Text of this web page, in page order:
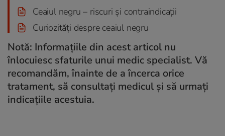
Ceaiul negru – riscuri și contraindicații
Curiozități despre ceaiul negru
Notă: Informațiile din acest articol nu
înlocuiesc sfaturile unui medic specialist. Vă
recomandăm, înainte de a încerca orice
tratament, să consultați medicul și să urmați
indicațiile acestuia.